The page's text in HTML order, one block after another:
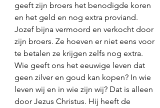
geeft zijn broers het benodigde koren
en het geld en nog extra proviand.
Jozef bijna vermoord en verkocht door
zijn broers. Ze hoeven er niet eens voor
te betalen ze krijgen zelfs nog extra.
Wie geeft ons het eeuwige leven dat
geen zilver en goud kan kopen? In wie
leven wij en in wie zijn wij? Dat is alleen
door Jezus Christus. Hij heeft de